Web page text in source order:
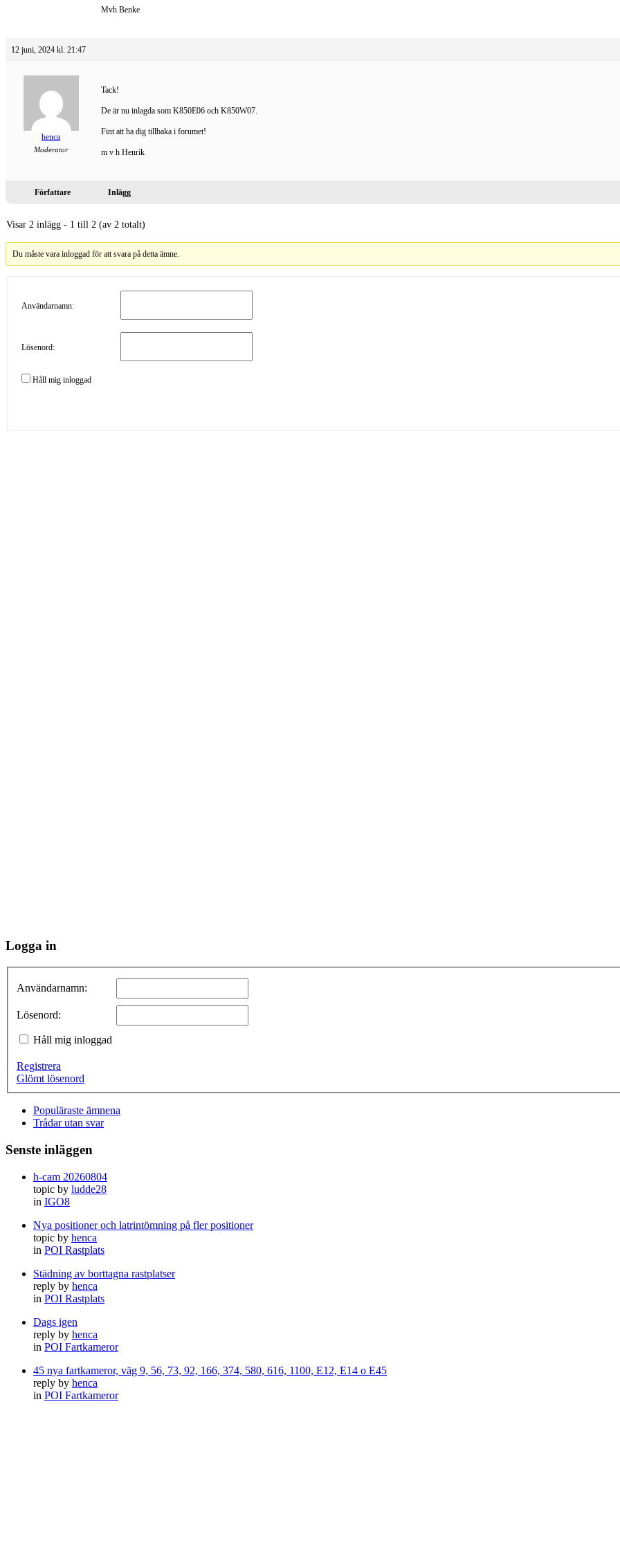
Mvh Benke
12 juni, 2024 kl. 21:47
henca
Moderator
Tack!
De är nu inlagda som K850E06 och K850W07.
Fint att ha dig tillbaka i forumet!
m v h Henrik
Författare Inlägg
Visar 2 inlägg - 1 till 2 (av 2 totalt)
Du måste vara inloggad för att svara på detta ämne.
Användarnamn:
Lösenord:
Håll mig inloggad
Logga in
Användarnamn:
Lösenord:
Håll mig inloggad
Registrera
Glömt lösenord
Populäraste ämnena
Trådar utan svar
Senste inläggen
h-cam 20260804
topic by ludde28
in IGO8
Nya positioner och latrintömning på fler positioner
topic by henca
in POI Rastplats
Städning av borttagna rastplatser
reply by henca
in POI Rastplats
Dags igen
reply by henca
in POI Fartkameror
45 nya fartkameror, väg 9, 56, 73, 92, 166, 374, 580, 616, 1100, E12, E14 o E45
reply by henca
in POI Fartkameror